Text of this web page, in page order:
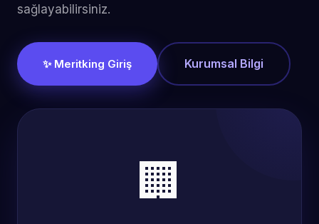
sağlayabilirsiniz.
✨ Meritking Giriş Kurumsal Bilgi
🏢